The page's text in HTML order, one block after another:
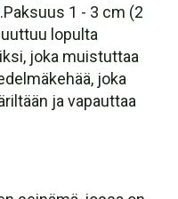
1 - 3 cm (2
lopulta
joka muistuttaa
joka
ja vapauttaa